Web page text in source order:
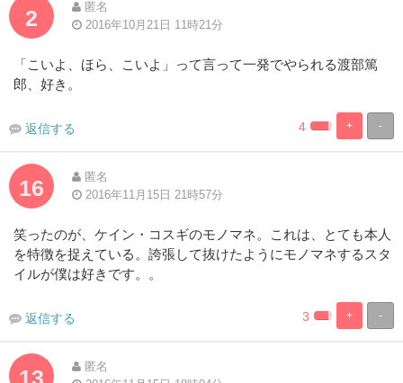
2
匿名
2016年10月21日 11時21分
「こいよ、ほら、こいよ」って言って一発でやられる渡部篤
郎、好き。
-
+
4
返信する
16
匿名
2016年11月15日 21時57分
笑ったのが、ケイン・コスギのモノマネ。これは、とても本人
を特徴を捉えている。誇張して抜けたようにモノマネするスタ
イルが僕は好きです。。
-
+
3
返信する
13
匿名